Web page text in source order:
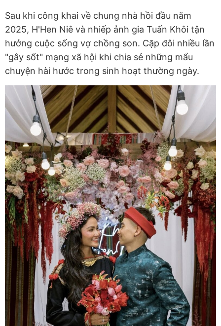
Sau khi công khai về chung nhà hồi đầu năm
2025, H'Hen Niê và nhiếp ảnh gia Tuấn Khôi tận
hưởng cuộc sống vợ chồng son. Cặp đôi nhiều lần
"gây sốt" mạng xã hội khi chia sẻ những mẩu
chuyện hài hước trong sinh hoạt thường ngày.